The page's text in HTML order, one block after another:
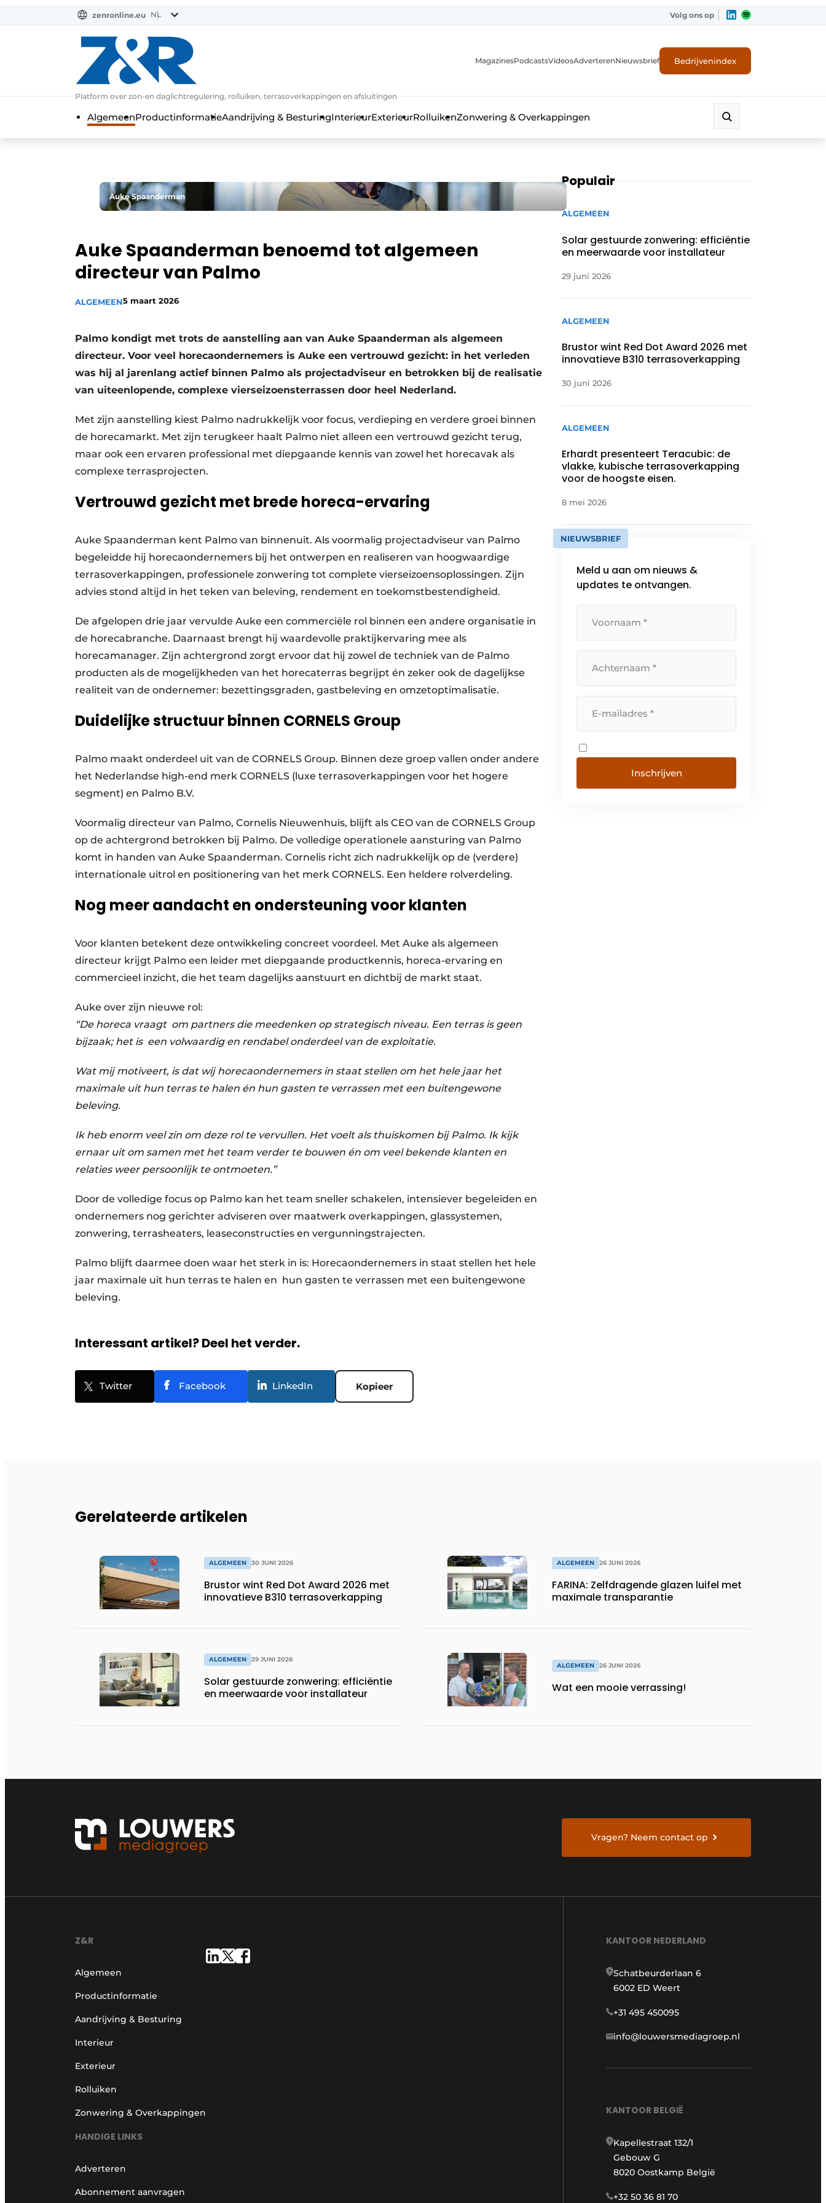
zenronline.eu NL Volg ons op
Platform over zon-en daglichtregulering, rolluiken, terrasoverkappingen en afsluitingen
MagazinesPodcastsVideosAdverterenNieuwsbrief Bedrijvenindex
AlgemeenProductinformatieAandrijving & BesturingInterieurExterieurRolluikenZonwering & Overkappingen
Auke Spaanderman
Auke Spaanderman benoemd tot algemeen
directeur van Palmo
ALGEMEEN5 maart 2026
Palmo kondigt met trots de aanstelling aan van Auke Spaanderman als algemeen
directeur. Voor veel horecaondernemers is Auke een vertrouwd gezicht: in het verleden
was hij al jarenlang actief binnen Palmo als projectadviseur en betrokken bij de realisatie
van uiteenlopende, complexe vierseizoens­terrassen door heel Nederland.
Met zijn aanstelling kiest Palmo nadrukkelijk voor focus, verdieping en verdere groei binnen
de horecamarkt. Met zijn terugkeer haalt Palmo niet alleen een vertrouwd gezicht terug,
maar ook een ervaren professional met diepgaande kennis van zowel het horecavak als
complexe terrasprojecten.
Vertrouwd gezicht met brede horeca-ervaring
Auke Spaanderman kent Palmo van binnenuit. Als voormalig projectadviseur van Palmo
begeleidde hij horecaondernemers bij het ontwerpen en realiseren van hoogwaardige
terrasoverkappingen, professionele zonwering tot complete vierseizoensoplossingen. Zijn
advies stond altijd in het teken van beleving, rendement en toekomstbestendigheid.
De afgelopen drie jaar vervulde Auke een commerciële rol binnen een andere organisatie in
de horecabranche. Daarnaast brengt hij waardevolle praktijkervaring mee als
horecamanager. Zijn achtergrond zorgt ervoor dat hij zowel de techniek van de Palmo
producten als de mogelijkheden van het horecaterras begrijpt én zeker ook de dagelijkse
realiteit van de ondernemer: bezettingsgraden, gastbeleving en omzetoptimalisatie.
Duidelijke structuur binnen CORNELS Group
Palmo maakt onderdeel uit van de CORNELS Group. Binnen deze groep vallen onder andere
het Nederlandse high-end merk CORNELS (luxe terrasoverkappingen voor het hogere
segment) en Palmo B.V.
Voormalig directeur van Palmo, Cornelis Nieuwenhuis, blijft als CEO van de CORNELS Group
op de achtergrond betrokken bij Palmo. De volledige operationele aansturing van Palmo
komt in handen van Auke Spaanderman. Cornelis richt zich nadrukkelijk op de (verdere)
internationale uitrol en positionering van het merk CORNELS. Een heldere rolverdeling.
Nog meer aandacht en ondersteuning voor klanten
Voor klanten betekent deze ontwikkeling concreet voordeel. Met Auke als algemeen
directeur krijgt Palmo een leider met diepgaande productkennis, horeca-ervaring en
commercieel inzicht, die het team dagelijks aanstuurt en dichtbij de markt staat.
Auke over zijn nieuwe rol:
“De horeca vraagt om partners die meedenken op strategisch niveau. Een terras is geen
bijzaak; het is een volwaardig en rendabel onderdeel van de exploitatie.
Wat mij motiveert, is dat wij horecaondernemers in staat stellen om het hele jaar het
maximale uit hun terras te halen én hun gasten te verrassen met een buitengewone
beleving.
Ik heb enorm veel zin om deze rol te vervullen. Het voelt als thuiskomen bij Palmo. Ik kijk
ernaar uit om samen met het team verder te bouwen én om veel bekende klanten en
relaties weer persoonlijk te ontmoeten.”
Door de volledige focus op Palmo kan het team sneller schakelen, intensiever begeleiden en
ondernemers nog gerichter adviseren over maatwerk overkappingen, glassystemen,
zonwering, terrasheaters, leaseconstructies en vergunningstrajecten.
Palmo blijft daarmee doen waar het sterk in is: Horecaondernemers in staat stellen het hele
jaar maximale uit hun terras te halen en hun gasten te verrassen met een buitengewone
beleving.
Interessant artikel? Deel het verder.
Twitter Facebook LinkedIn Kopieer
Populair
ALGEMEEN
Solar gestuurde zonwering: efficiëntie
en meerwaarde voor installateur
29 juni 2026
ALGEMEEN
Brustor wint Red Dot Award 2026 met
innovatieve B310 terrasoverkapping
30 juni 2026
ALGEMEEN
Erhardt presenteert Teracubic: de
vlakke, kubische terrasoverkapping
voor de hoogste eisen.
8 mei 2026
NIEUWSBRIEF
Meld u aan om nieuws &
updates te ontvangen.
Inschrijven
Gerelateerde artikelen
ALGEMEEN 30 JUNI 2026
Brustor wint Red Dot Award 2026 met
innovatieve B310 terrasoverkapping
ALGEMEEN 29 JUNI 2026
Solar gestuurde zonwering: efficiëntie
en meerwaarde voor installateur
ALGEMEEN 26 JUNI 2026
FARINA: Zelfdragende glazen luifel met
maximale transparantie
ALGEMEEN 26 JUNI 2026
Wat een mooie verrassing!
Vragen? Neem contact op
Z&R
Algemeen
Productinformatie
Aandrijving & Besturing
Interieur
Exterieur
Rolluiken
Zonwering & Overkappingen
HANDIGE LINKS
Adverteren
Abonnement aanvragen
KANTOOR NEDERLAND
Schatbeurderlaan 6
6002 ED Weert
+31 495 450095
info@louwersmediagroep.nl
KANTOOR BELGIË
Kapellestraat 132/1
Gebouw G
8020 Oostkamp België
+32 50 36 81 70